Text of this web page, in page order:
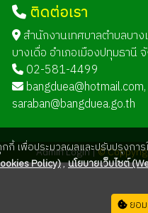
ติดต่อเรา
สำนักงานเทศบาลตำบลบา
บางเดื่อ อำเภอเมืองปทุมธา
02-581-4499
bangduea@hotmail.com,
saraban@bangduea.go.th
Admin Login |©
กกี้ เพื่อประมวลผลและปรับปรุงกา
Policy),นโยบายเว็บไซต์
ยอ